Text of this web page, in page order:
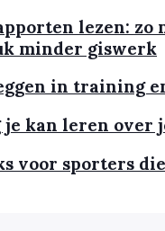
lezen: zo
minder giswerk
in training
je kan leren over
voor sporters